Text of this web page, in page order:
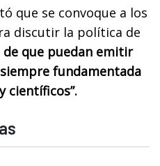
que se convoque a los
discutir la política de
que puedan emitir
fundamentada
científicos”.